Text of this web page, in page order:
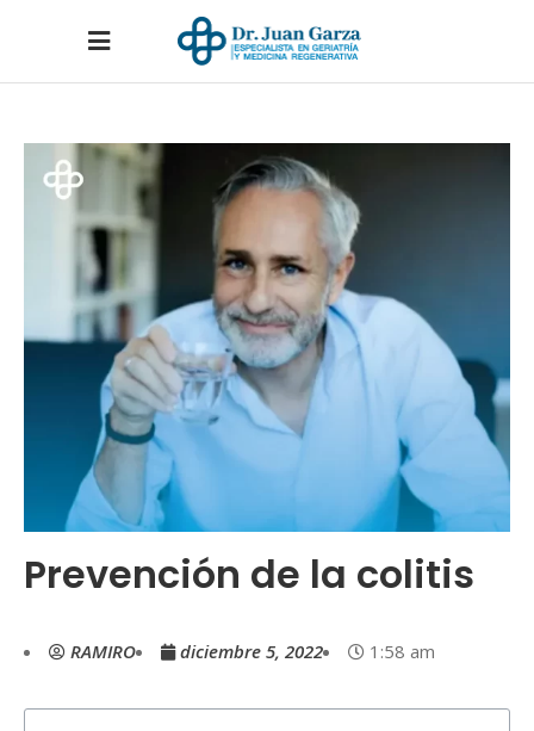
Prevención de la colitis
RAMIRO diciembre 5, 2022 1:58 am